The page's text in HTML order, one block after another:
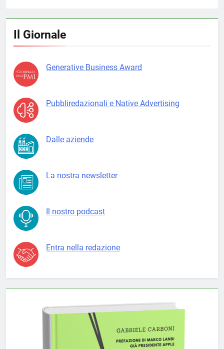
Il Giornale
Generative Business Award
Pubbliredazionali e Native Advertising
Dalle aziende
La nostra newsletter
Il nostro podcast
Entra nella redazione